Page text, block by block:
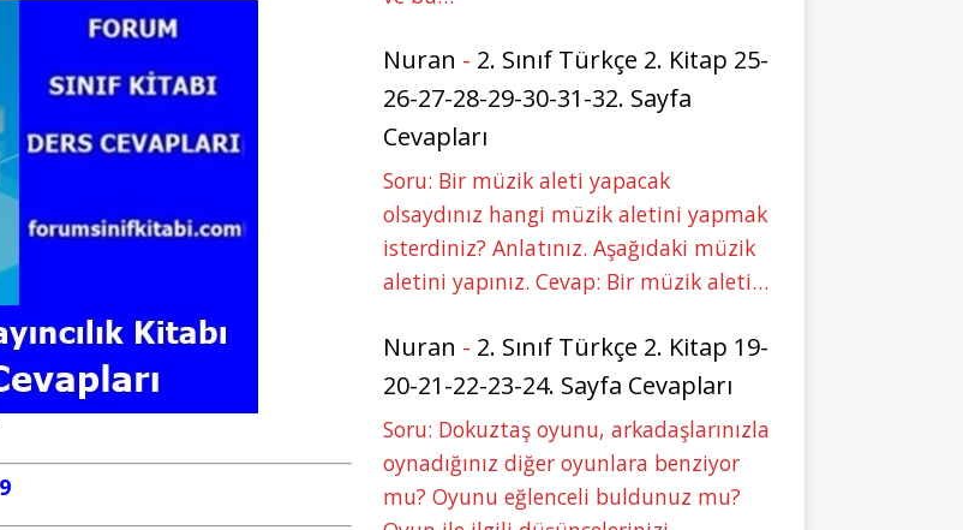
Nuran - 2. Sınıf Türkçe 2. Kitap 25-
26-27-28-29-30-31-32. Sayfa
Cevapları
Soru: Bir müzik aleti yapacak
olsaydınız hangi müzik aletini yapmak
isterdiniz? Anlatınız. Aşağıdaki müzik
aletini yapınız. Cevap: Bir müzik aleti…
Nuran - 2. Sınıf Türkçe 2. Kitap 19-
20-21-22-23-24. Sayfa Cevapları
Soru: Dokuztaş oyunu, arkadaşlarınızla
oynadığınız diğer oyunlara benziyor
mu? Oyunu eğlenceli buldunuz mu?